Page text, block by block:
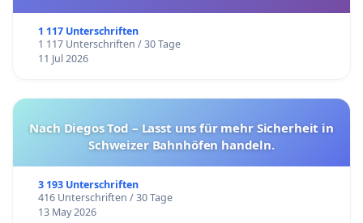
1 117 Unterschriften
1 117 Unterschriften / 30 Tage
11 Jul 2026
Nach Diegos Tod – Lasst uns für mehr Sicherheit in
Schweizer Bahnhöfen handeln.
3 193 Unterschriften
416 Unterschriften / 30 Tage
13 May 2026